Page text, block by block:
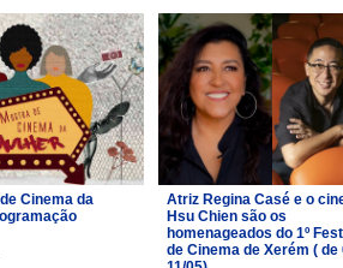
Cinema da
Atriz Regina Casé e o
Hsu Chien são os
homenageados do 1º
de Cinema de Xerém ( de